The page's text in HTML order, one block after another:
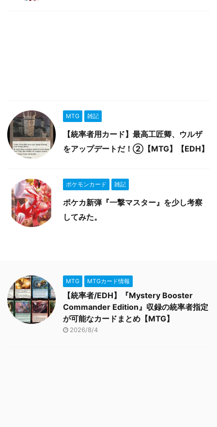
MTG 雑記
【統率者用カード】最高工匠卿、ウルザ
をアップデートだ！②【MTG】【EDH】
ポケモンカード 雑記
ポケカ新弾『一撃マスター』を少し考察
してみた。
MTG MTGカード情報
【統率者/EDH】『Mystery Booster
Commander Edition』収録の統率者指定
が可能なカードまとめ【MTG】
2026/8/4